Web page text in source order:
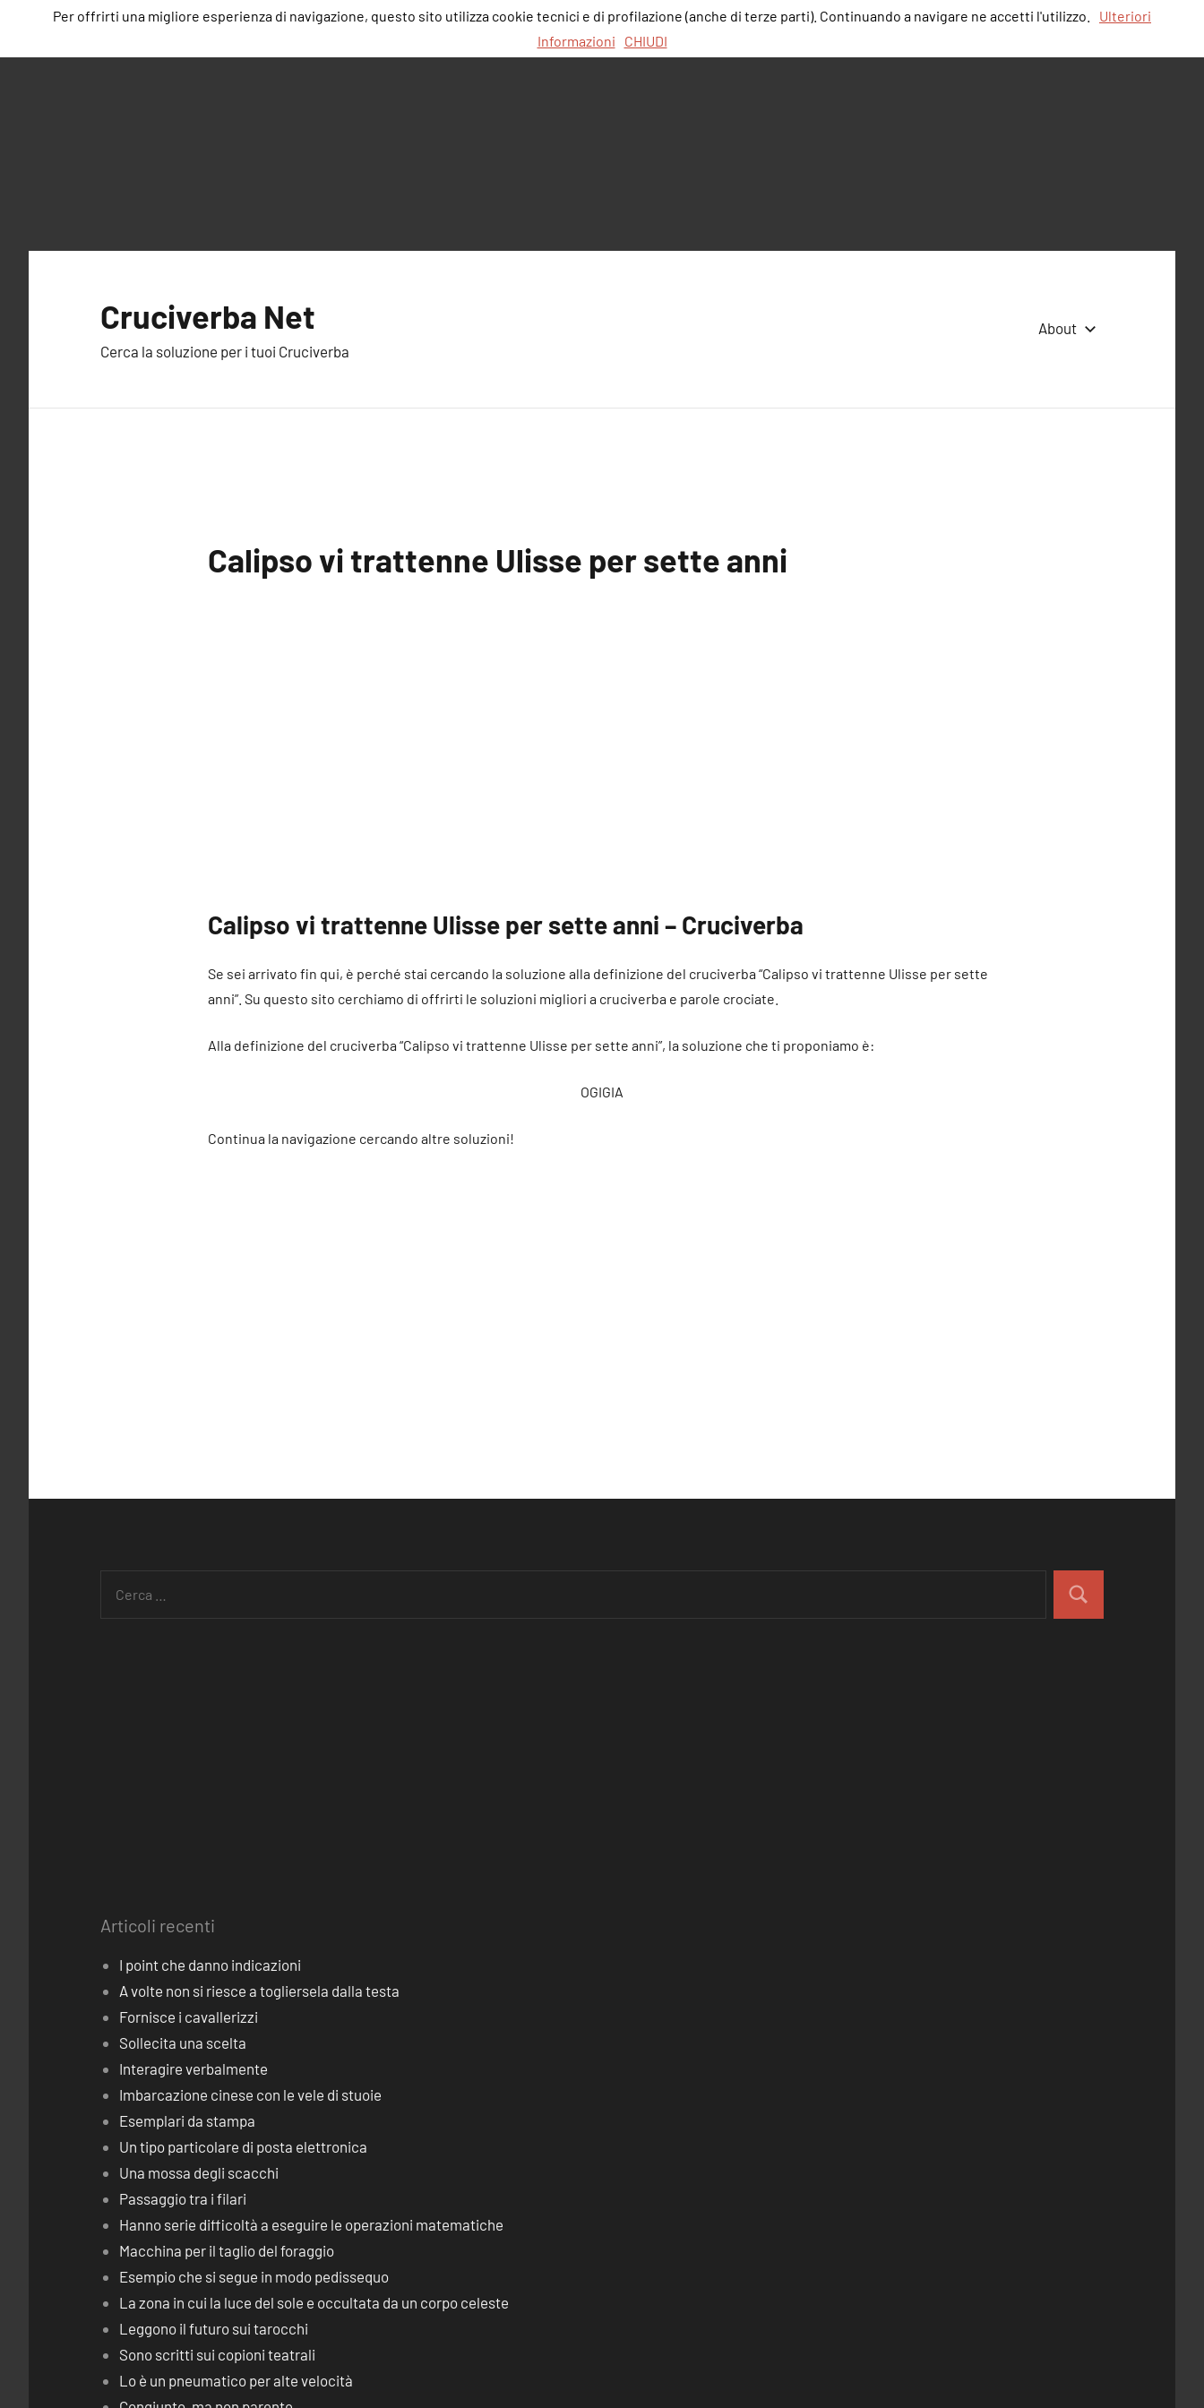
Cruciverba Net
Cerca la soluzione per i tuoi Cruciverba
About
Calipso vi trattenne Ulisse per sette anni
Calipso vi trattenne Ulisse per sette anni – Cruciverba
Se sei arrivato fin qui, è perché stai cercando la soluzione alla definizione del cruciverba “Calipso vi trattenne Ulisse per sette
anni”. Su questo sito cerchiamo di offrirti le soluzioni migliori a cruciverba e parole crociate.
Alla definizione del cruciverba “Calipso vi trattenne Ulisse per sette anni”, la soluzione che ti proponiamo è:
OGIGIA
Continua la navigazione cercando altre soluzioni!
Articoli recenti
I point che danno indicazioni
A volte non si riesce a togliersela dalla testa
Fornisce i cavallerizzi
Sollecita una scelta
Interagire verbalmente
Imbarcazione cinese con le vele di stuoie
Esemplari da stampa
Un tipo particolare di posta elettronica
Una mossa degli scacchi
Passaggio tra i filari
Hanno serie difficoltà a eseguire le operazioni matematiche
Macchina per il taglio del foraggio
Esempio che si segue in modo pedissequo
La zona in cui la luce del sole e occultata da un corpo celeste
Leggono il futuro sui tarocchi
Sono scritti sui copioni teatrali
Lo è un pneumatico per alte velocità
Per offrirti una migliore esperienza di navigazione, questo sito utilizza cookie tecnici e di profilazione (anche di terze parti). Continuando a navigare ne accetti l'utilizzo.
Ulteriori
Informazioni
CHIUDI